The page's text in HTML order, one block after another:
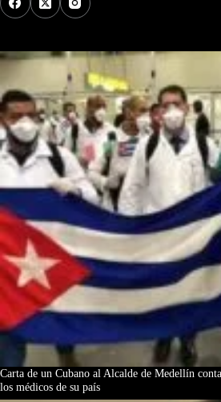
Carta de un Cubano al Alcalde de Medellín
los médicos de su país